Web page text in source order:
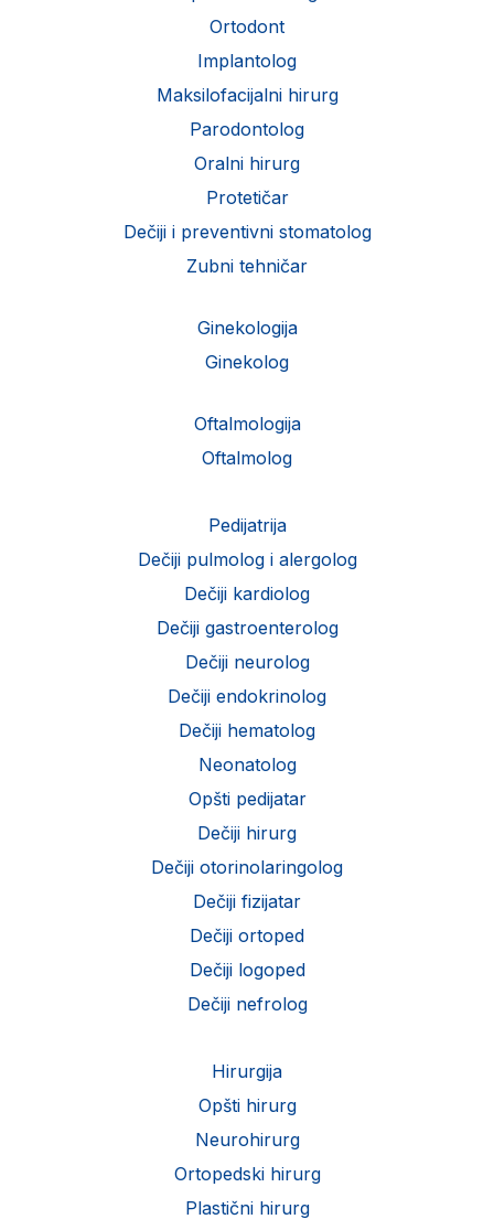
Ortodont
Implantolog
Maksilofacijalni hirurg
Parodontolog
Oralni hirurg
Protetičar
Dečiji i preventivni stomatolog
Zubni tehničar
Ginekologija
Ginekolog
Oftalmologija
Oftalmolog
Pedijatrija
Dečiji pulmolog i alergolog
Dečiji kardiolog
Dečiji gastroenterolog
Dečiji neurolog
Dečiji endokrinolog
Dečiji hematolog
Neonatolog
Opšti pedijatar
Dečiji hirurg
Dečiji otorinolaringolog
Dečiji fizijatar
Dečiji ortoped
Dečiji logoped
Dečiji nefrolog
Hirurgija
Opšti hirurg
Neurohirurg
Ortopedski hirurg
Plastični hirurg